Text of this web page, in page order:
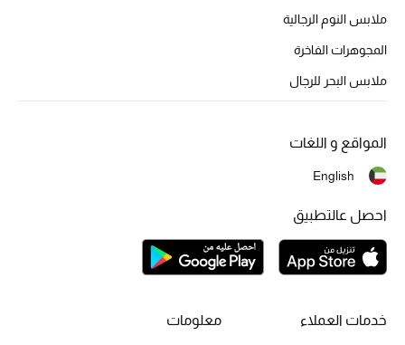
ملابس النوم الرجالية
المجوهرات الفاخرة
ملابس البحر للرجال
خدمات العملاء معلومات
المواقع و اللغات
English
احصل عالتطبيق